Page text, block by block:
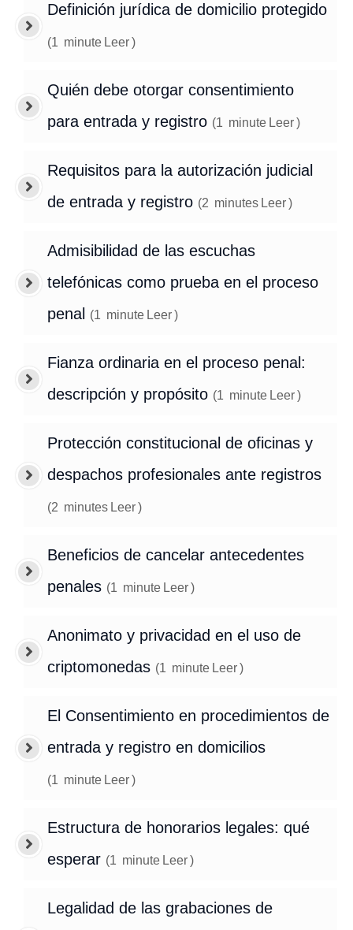
Definición jurídica de domicilio protegido
(1 minute Leer)
Quién debe otorgar consentimiento
para entrada y registro (1 minute Leer)
Requisitos para la autorización judicial
de entrada y registro (2 minutes Leer)
Admisibilidad de las escuchas
telefónicas como prueba en el proceso
penal
(1 minute Leer)
Fianza ordinaria en el proceso penal:
descripción y propósito (1 minute Leer)
Protección constitucional de oficinas y
despachos profesionales ante registros
(2 minutes Leer)
Beneficios de cancelar antecedentes
penales (1 minute Leer)
Anonimato y privacidad en el uso de
criptomonedas (1 minute Leer)
El Consentimiento en procedimientos de
entrada y registro en domicilios
(1 minute Leer)
Estructura de honorarios legales: qué
esperar (1 minute Leer)
Legalidad de las grabaciones de